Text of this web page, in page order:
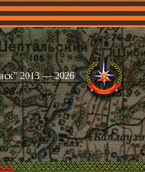
Имена Общественные
2013 — 2026